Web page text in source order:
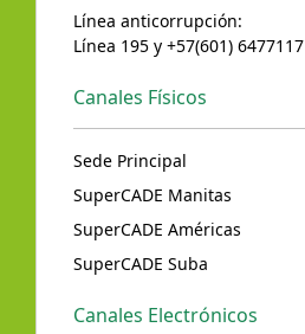
Línea anticorrupción:
Línea 195 y +57(601) 6477117
Canales Físicos
Sede Principal
SuperCADE Manitas
SuperCADE Américas
SuperCADE Suba
Canales Electrónicos